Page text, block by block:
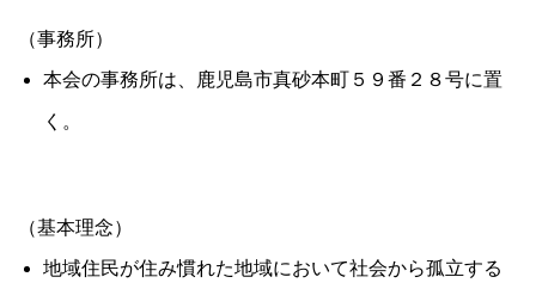
（事務所）
本会の事務所は、鹿児島市真砂本町５９番２８号に置
く。
（基本理念）
地域住民が住み慣れた地域において社会から孤立する